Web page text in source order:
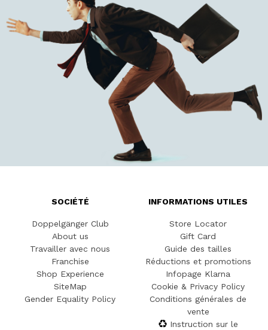
SOCIÉTÉ
Doppelgänger Club
About us
Travailler avec nous
Franchise
Shop Experience
SiteMap
Gender Equality Policy
INFORMATIONS UTILES
Store Locator
Gift Card
Guide des tailles
Réductions et promotions
Infopage Klarna
Cookie & Privacy Policy
Conditions générales de
vente
Instruction sur le